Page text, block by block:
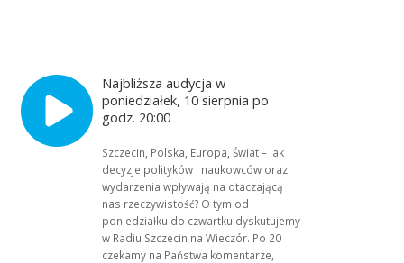
Najbliższa audycja w
poniedziałek, 10 sierpnia po
godz. 20:00
Szczecin, Polska, Europa, Świat – jak
decyzje polityków i naukowców oraz
wydarzenia wpływają na otaczającą
nas rzeczywistość? O tym od
poniedziałku do czwartku dyskutujemy
w Radiu Szczecin na Wieczór. Po 20
czekamy na Państwa komentarze,